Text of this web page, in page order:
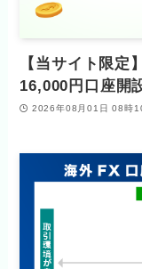
【当サイト限定
16,000円口座開
2026年08月01日 08時